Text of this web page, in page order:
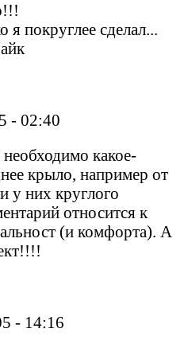
я покруглее сделал...
- 02:40
какое-
крыло, например от
у них круглого
относится к
(и комфорта). А
- 14:16